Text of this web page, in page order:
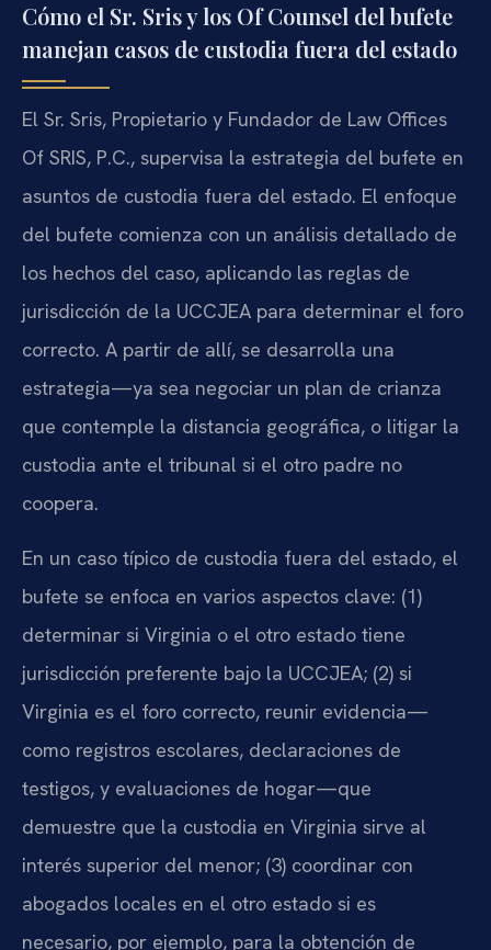
Cómo el Sr. Sris y los Of Counsel del bufete
manejan casos de custodia fuera del estado
El Sr. Sris, Propietario y Fundador de Law Offices
Of SRIS, P.C., supervisa la estrategia del bufete en
asuntos de custodia fuera del estado. El enfoque
del bufete comienza con un análisis detallado de
los hechos del caso, aplicando las reglas de
jurisdicción de la UCCJEA para determinar el foro
correcto. A partir de allí, se desarrolla una
estrategia—ya sea negociar un plan de crianza
que contemple la distancia geográfica, o litigar la
custodia ante el tribunal si el otro padre no
coopera.
En un caso típico de custodia fuera del estado, el
bufete se enfoca en varios aspectos clave: (1)
determinar si Virginia o el otro estado tiene
jurisdicción preferente bajo la UCCJEA; (2) si
Virginia es el foro correcto, reunir evidencia—
como registros escolares, declaraciones de
testigos, y evaluaciones de hogar—que
demuestre que la custodia en Virginia sirve al
interés superior del menor; (3) coordinar con
abogados locales en el otro estado si es
necesario, por ejemplo, para la obtención de